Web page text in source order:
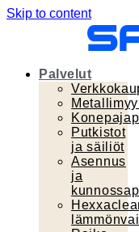
Skip to content
Palvelut
Putkistot
ja säiliöt
Asennus
ja